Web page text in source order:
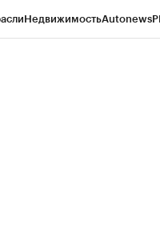
НедвижимостьAutonews